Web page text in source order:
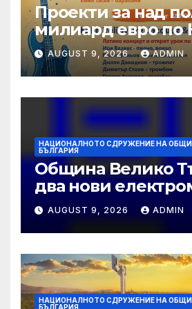
Проекти за над
милиард евро по
AUGUST 9, 2026 ADMIN
НАЦИОНАЛНОТО СДРУЖЕНИЕ НА
БЪЛГАРИЯ
Община Велико
два нови
AUGUST 9, 2026 ADMIN
НАЦИОНАЛНОТО СДРУЖЕНИЕ НА
БЪЛГАРИЯ